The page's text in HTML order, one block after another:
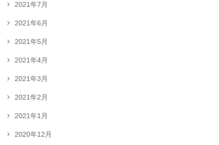
2021年7月
2021年6月
2021年5月
2021年4月
2021年3月
2021年2月
2021年1月
2020年12月